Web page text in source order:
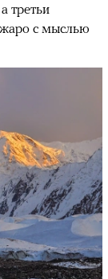
третьи
с мыслью